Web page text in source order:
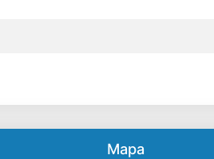
Mapa